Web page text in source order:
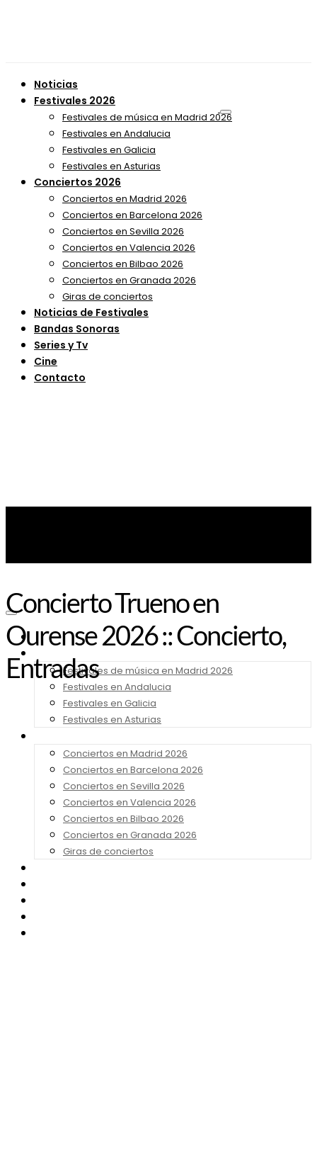
Noticias
Festivales 2026
Festivales de música en Madrid 2026
Festivales en Andalucia
Festivales en Galicia
Festivales en Asturias
Conciertos 2026
Conciertos en Madrid 2026
Conciertos en Barcelona 2026
Conciertos en Sevilla 2026
Conciertos en Valencia 2026
Conciertos en Bilbao 2026
Conciertos en Granada 2026
Giras de conciertos
Noticias de Festivales
Bandas Sonoras
Series y Tv
Cine
Contacto
Noticias
Festivales de música en Madrid 2026
Festivales en Andalucia
Festivales en Galicia
Festivales en Asturias
Conciertos en Madrid 2026
Conciertos en Barcelona 2026
Conciertos en Sevilla 2026
Conciertos en Valencia 2026
Conciertos en Bilbao 2026
Conciertos en Granada 2026
Giras de conciertos
Concierto Trueno en
Ourense 2026 :: Concierto,
Entradas